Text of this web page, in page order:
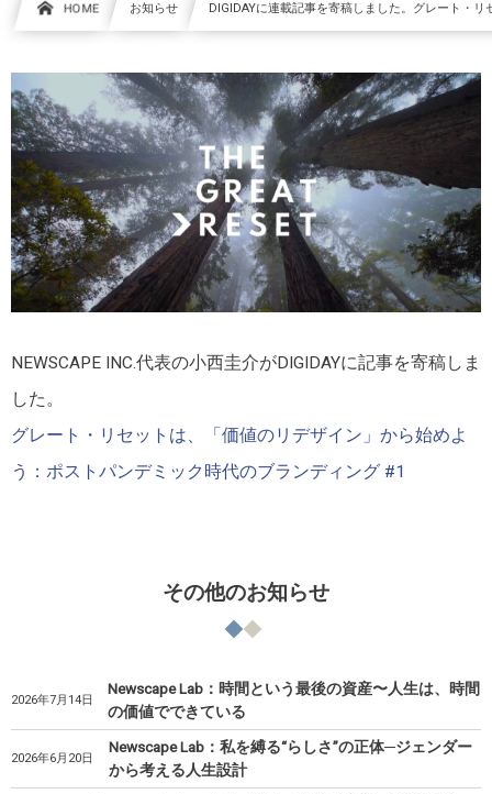
HOME お知らせ DIGIDAYに連載記事を寄稿しました。グレート・
NEWSCAPE INC.代表の小西圭介がDIGIDAYに記事を寄稿しま
した。
グレート・リセットは、「価値のリデザイン」から始めよ
う：ポストパンデミック時代のブランディング #1
その他のお知らせ
2026年7月14日
Newscape Lab：時間という最後の資産〜人生は、時間
の価値でできている
2026年6月20日
Newscape Lab：私を縛る“らしさ”の正体─ジェンダー
から考える人生設計